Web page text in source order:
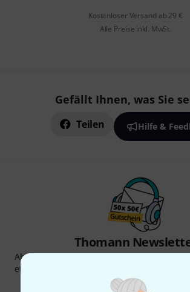
Kostenloser Versand ab 29 €
Alle Preise inkl. MwSt.
Gefällt Ihnen, was Sie
Teilen Hilfe &
Thomann
Abonniere den Thomann Newsletter und
etwas Glück einen von
Inspirierende Beiträge
Deals